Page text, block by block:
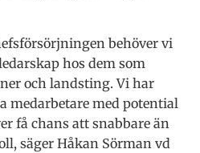
behöver vi
hos dem som
och landsting. Vi har
medarbetare med potential
få chans att snabbare än
säger Håkan Sörman vd